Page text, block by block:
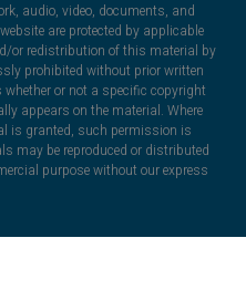
audio, video, documents, and
are protected by applicable
or redistribution of this material by
prohibited without prior written
or not a specific copyright
appears on the material. Where
is granted, such permission is
may be reproduced or distributed
purpose without our express